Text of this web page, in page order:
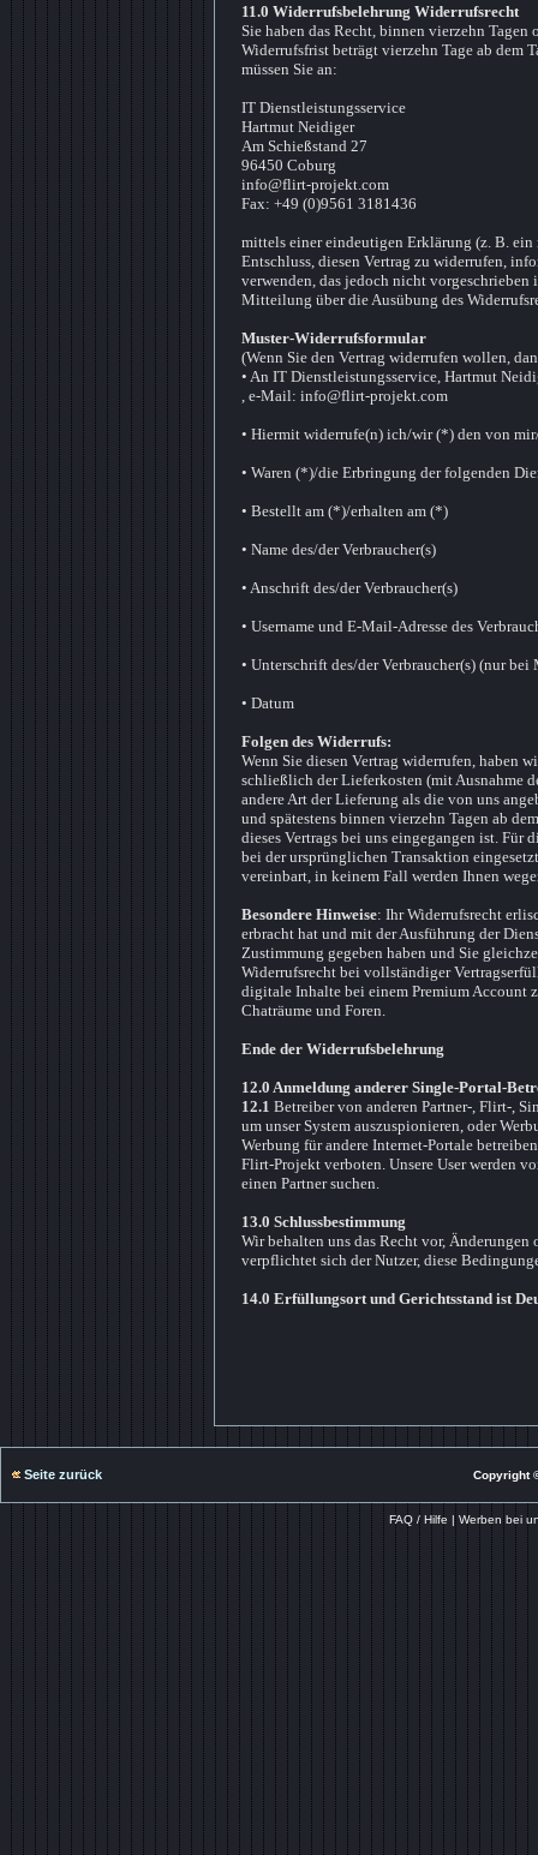
11.0 Widerrufsbelehrung Widerrufsrecht
Sie haben das Recht, binnen vierzehn
Widerrufsfrist beträgt vierzehn Tage ab dem
müssen Sie an:
IT Dienstleistungsservice
Hartmut Neidiger
Am Schießstand 27
96450 Coburg
info@flirt-projekt.com
Fax: +49 (0)9561 3181436
mittels einer eindeutigen Erklärung (z. B.
Entschluss, diesen Vertrag zu widerrufen,
verwenden, das jedoch nicht vorgeschrieben
Mitteilung über die Ausübung des
Muster-Widerrufsformular
(Wenn Sie den Vertrag widerrufen wollen,
• An IT Dienstleistungsservice, Hartmut
, e-Mail: info@flirt-projekt.com
• Hiermit widerrufe(n) ich/wir (*) den von
• Waren (*)/die Erbringung der folgenden
• Bestellt am (*)/erhalten am (*)
• Name des/der Verbraucher(s)
• Anschrift des/der Verbraucher(s)
• Username und E-Mail-Adresse des
• Unterschrift des/der Verbraucher(s) (nur
• Datum
Folgen des Widerrufs:
Wenn Sie diesen Vertrag widerrufen, haben
schließlich der Lieferkosten (mit Ausnahme
andere Art der Lieferung als die von uns
und spätestens binnen vierzehn Tagen ab
dieses Vertrags bei uns eingegangen ist. Für
bei der ursprünglichen Transaktion
vereinbart, in keinem Fall werden Ihnen
Besondere Hinweise: Ihr Widerrufsrecht
erbracht hat und mit der Ausführung der
Zustimmung gegeben haben und Sie
Widerrufsrecht bei vollständiger
digitale Inhalte bei einem Premium Account
Chaträume und Foren.
Ende der Widerrufsbelehrung
12.0 Anmeldung anderer Single-Portal-
12.1 Betreiber von anderen Partner-, Flirt-,
um unser System auszuspionieren, oder
Werbung für andere Internet-Portale
Flirt-Projekt verboten. Unsere User werden
einen Partner suchen.
13.0 Schlussbestimmung
Wir behalten uns das Recht vor,
verpflichtet sich der Nutzer, diese
14.0 Erfüllungsort und Gerichtsstand ist
Seite zurück Copyright
FAQ / Hilfe |Werben bei